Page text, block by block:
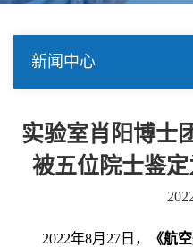
新闻中心
实验室肖阳博士
被五位院士鉴
2022年8月27日， 《航